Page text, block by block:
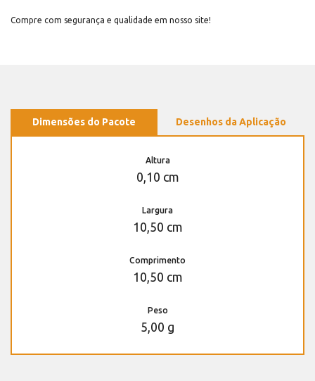
Compre com segurança e qualidade em nosso site!
Dimensões do Pacote Desenhos da Aplicação
Altura
0,10 cm
Largura
10,50 cm
Comprimento
10,50 cm
Peso
5,00 g